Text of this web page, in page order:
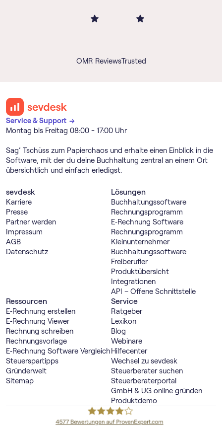
OMR ReviewsTrusted
Service & Support →
Montag bis Freitag 08:00 - 17:00 Uhr
Sag’ Tschüss zum Papierchaos und erhalte einen Einblick in die
Software, mit der du deine Buchhaltung zentral an einem Ort
übersichtlich und einfach erledigst.
sevdesk
Karriere
Presse
Partner werden
Impressum
AGB
Datenschutz
Lösungen
Buch­haltungs­software
Rechnungs­programm
E‑Rechnung Software
Rechnungs­programm
Kleinunternehmer
Buch­haltungs­software
Freiberufler
Produktübersicht
Integrationen
API – Offene Schnittstelle
Ressourcen
E‑Rechnung erstellen
E‑Rechnung Viewer
Rechnung schreiben
Rechnungsvorlage
E‑Rechnung Software Vergleich
Steuerspartipps
Gründerwelt
Sitemap
Service
Ratgeber
Lexikon
Blog
Webinare
Hilfecenter
Wechsel zu sevdesk
Steuerberater suchen
Steuerberaterportal
GmbH & UG online gründen
Produktdemo